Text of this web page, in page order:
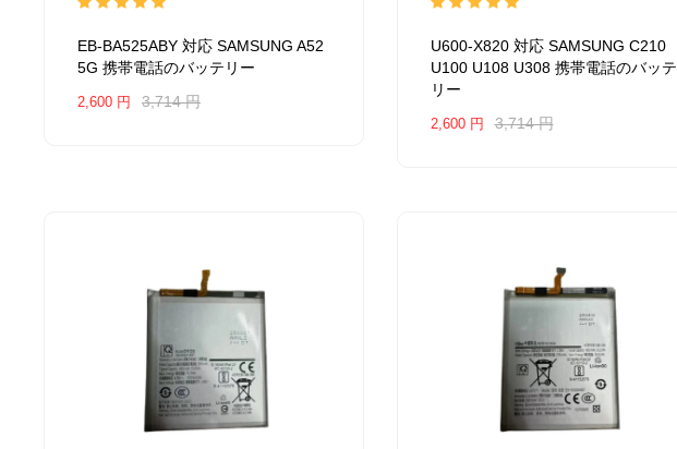
2511BA1025M_Te
EB-BA525ABY 対応ラッ モデル:
For SAMSUNG A52 5G
EB-BA525ABY 対応 SAMSUNG A52
5G 携帯電話のバッテリー
2,600 円 3,714 円
SAMSUNG C210 U100 U108
応ラッ モデル: For SAMSUNG
C210 U100 U108 U308
U600-X820 対応 SAMSUNG C210
U100 U108 U308 携帯電話のバッテ
リー
2,600 円 3,714 円